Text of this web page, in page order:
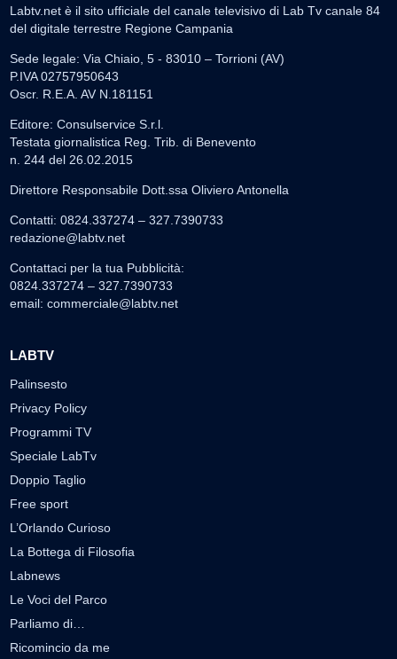
Labtv.net è il sito ufficiale del canale televisivo di Lab Tv canale 84
del digitale terrestre Regione Campania
Sede legale: Via Chiaio, 5 - 83010 – Torrioni (AV)
P.IVA 02757950643
Oscr. R.E.A. AV N.181151
Editore: Consulservice S.r.l.
Testata giornalistica Reg. Trib. di Benevento
n. 244 del 26.02.2015
Direttore Responsabile Dott.ssa Oliviero Antonella
Contatti: 0824.337274 – 327.7390733
redazione@labtv.net
Contattaci per la tua Pubblicità:
0824.337274 – 327.7390733
email: commerciale@labtv.net
LABTV
Palinsesto
Privacy Policy
Programmi TV
Speciale LabTv
Doppio Taglio
Free sport
L’Orlando Curioso
La Bottega di Filosofia
Labnews
Le Voci del Parco
Parliamo di…
Ricomincio da me